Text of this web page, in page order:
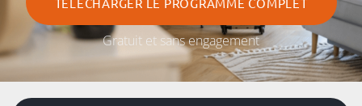
Gratuit et sans engagement